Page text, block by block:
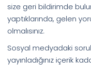
size geri bildirimde
yaptıklarında, gelen
olmalısınız.
Sosyal medyadaki
yayınladığınız içerik